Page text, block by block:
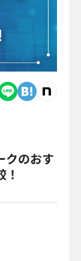
クのおす